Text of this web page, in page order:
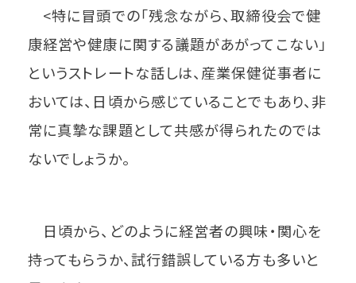
<特に冒頭での「残念ながら、取締役会で健
康経営や健康に関する議題があがってこない」
というストレートな話しは、産業保健従事者に
おいては、日頃から感じていることでもあり、非
常に真摯な課題として共感が得られたのでは
ないでしょうか。
日頃から、どのように経営者の興味・関心を
持ってもらうか、試行錯誤している方も多いと